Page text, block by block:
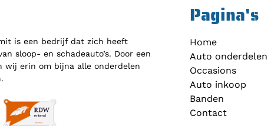
is een bedrijf dat zich heeft
sloop- en schadeauto’s. Door een
wij erin om bijna alle onderdelen
Pagina's
Home
Auto onderdelen
Occasions
Auto inkoop
Banden
Contact